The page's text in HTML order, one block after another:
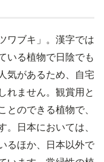
ワブキ」。漢字では
いる植物で日陰でも
気があるため、自宅
れません。観賞用と
とのできる植物で、
日本においては、
るほか、日本以外で